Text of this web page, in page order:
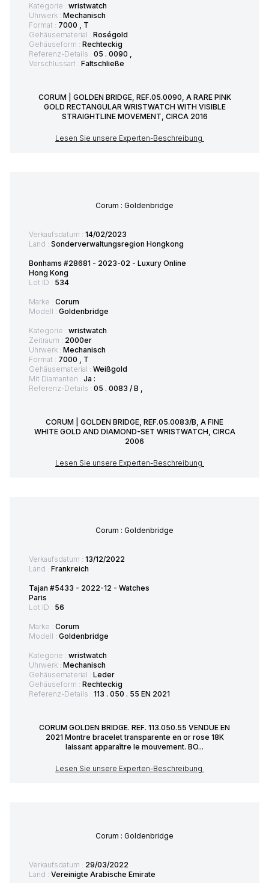
Kategorie : wristwatch
Uhrwerk : Mechanisch
Format : 7000 , T
Gehäusematerial : Roségold
Gehäuseform : Rechteckig
Referenz-Details : 05 . 0090 ,
Verschlussart : Faltschließe
CORUM | GOLDEN BRIDGE, REF.05.0090, A RARE PINK
GOLD RECTANGULAR WRISTWATCH WITH VISIBLE
STRAIGHTLINE MOVEMENT, CIRCA 2016
Lesen Sie unsere Experten-Beschreibung
Corum : Goldenbridge
Verkaufsdatum : 14/02/2023
Land : Sonderverwaltungsregion Hongkong
Bonhams #28681 - 2023-02 - Luxury Online
Hong Kong
Lot ID : 534
Marke : Corum
Modell : Goldenbridge
Kategorie : wristwatch
Zeitraum : 2000er
Uhrwerk : Mechanisch
Format : 7000 , T
Gehäusematerial : Weißgold
Mit Diamanten : Ja :
Referenz-Details : 05 . 0083 / B ,
CORUM | GOLDEN BRIDGE, REF.05.0083/B, A FINE
WHITE GOLD AND DIAMOND-SET WRISTWATCH, CIRCA
2006
Lesen Sie unsere Experten-Beschreibung
Corum : Goldenbridge
Verkaufsdatum : 13/12/2022
Land : Frankreich
Tajan #5433 - 2022-12 - Watches
Paris
Lot ID : 56
Marke : Corum
Modell : Goldenbridge
Kategorie : wristwatch
Uhrwerk : Mechanisch
Gehäusematerial : Leder
Gehäuseform : Rechteckig
Referenz-Details : 113 . 050 . 55 EN 2021
CORUM GOLDEN BRIDGE. REF. 113.050.55 VENDUE EN
2021 Montre bracelet transparente en or rose 18K
laissant apparaître le mouvement. BO...
Lesen Sie unsere Experten-Beschreibung
Corum : Goldenbridge
Verkaufsdatum : 29/03/2022
Land : Vereinigte Arabische Emirate